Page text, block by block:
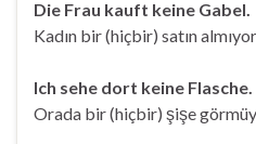
Die Frau kauft keine Gabel.
Kadın bir (hiçbir) satın
Ich sehe dort keine Flasche.
Orada bir (hiçbir) şişe